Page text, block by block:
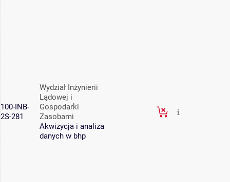
100-INB-
2S-281
Wydział Inżynierii
Lądowej i
Gospodarki
Zasobami
Akwizycja i analiza
danych w bhp